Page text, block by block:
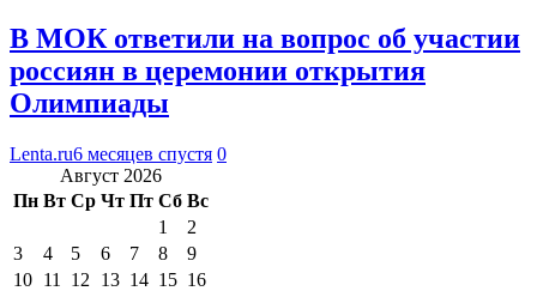
В МОК ответили на вопрос об участии
россиян в церемонии открытия
Олимпиады
Lenta.ru6 месяцев спустя 0
Август 2026
Пн Вт Ср Чт Пт Сб Вс
1
2
3
4 5 6 7 8
9
10 11 12 13 14 15 16